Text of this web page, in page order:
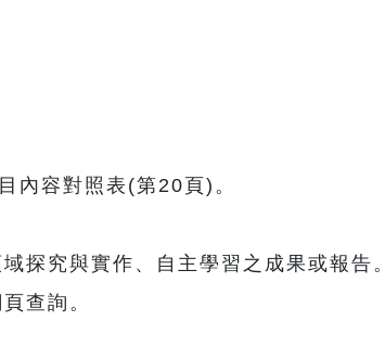
內容對照表(第20頁)。
探究與實作、自主學習之成果或報告。
查詢。